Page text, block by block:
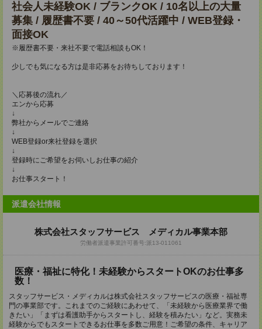
社会人未経験OK / ブランクOK / 10名以上の大量
募集 / 履歴書不要 / 40～50代活躍中 / WEB登録・
面接OK
※履歴書不要・来社不要で電話相談もOK！
少しでも気になる方は是非応募をお待ちしております！
＼応募後の流れ／
エンから応募
↓
弊社からメールでご連絡
↓
WEB登録or来社登録を選択
↓
登録時にご希望をお伺いしお仕事の紹介
↓
お仕事スタート！
派遣会社情報
株式会社スタッフサービス メディカル事業本部
労働者派遣事業許可番号:派13-011061
医療・福祉に特化！未経験からスタートOKのお仕事多
数！
スタッフサービス・メディカルは株式会社スタッフサービスの医療・福祉専
門の事業部です。これまでのご経験にあわせて、「未経験から医療業界で働
きたい」「まずは看護助手からスタートし、経験を積みたい」など。実務未
経験からでもスタートできるお仕事を多数ご用意！ご希望の条件、キャリア